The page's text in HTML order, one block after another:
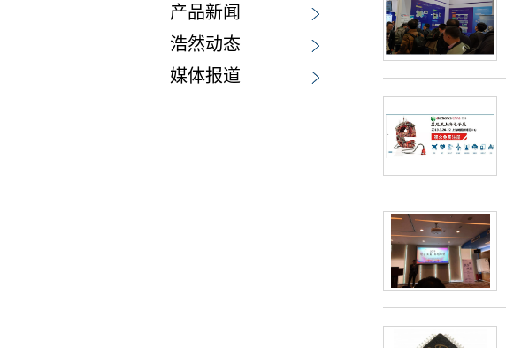
产品新闻
浩然动态
媒体报道